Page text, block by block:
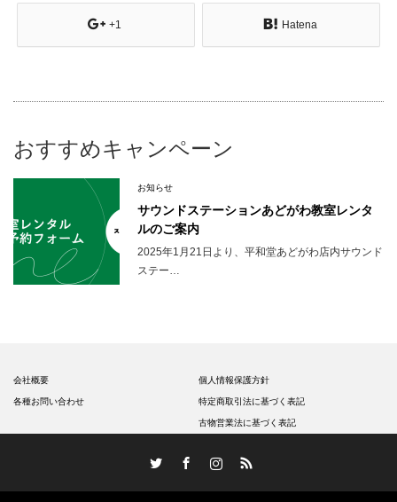
+1 Hatena
おすすめキャンペーン
お知らせ
サウンドステーションあどがわ教室レンタ
ルのご案内
2025年1月21日より、平和堂あどがわ店内サウンド
ステー…
会社概要
各種お問い合わせ
個人情報保護方針
特定商取引法に基づく表記
古物営業法に基づく表記
InstagramRSS